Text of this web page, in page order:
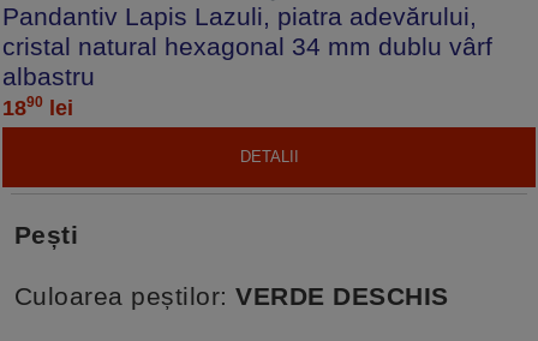
Pandantiv Lapis Lazuli, piatra adevărului,
cristal natural hexagonal 34 mm dublu vârf
albastru
1890 lei
DETALII
Pești
Culoarea peștilor:VERDE DESCHIS